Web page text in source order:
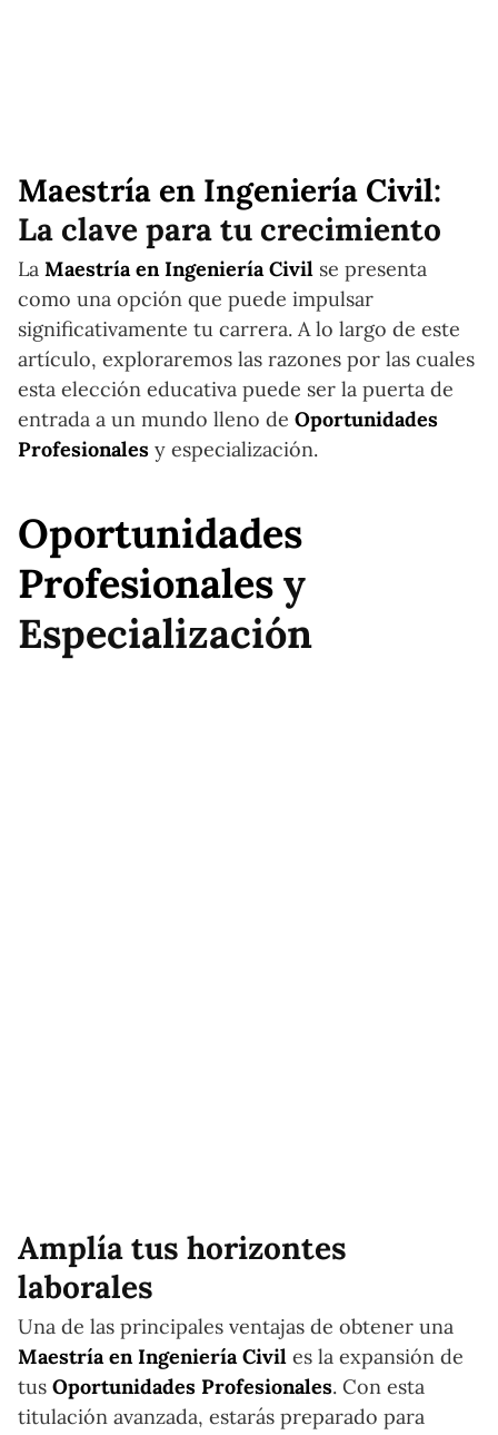
Maestría en Ingeniería Civil:
La clave para tu crecimiento
La Maestría en Ingeniería Civil se presenta
como una opción que puede impulsar
significativamente tu carrera. A lo largo de este
artículo, exploraremos las razones por las cuales
esta elección educativa puede ser la puerta de
entrada a un mundo lleno de Oportunidades
Profesionales y especialización.
Oportunidades
Profesionalesy
Especialización
Amplía tus horizontes
laborales
Una de las principales ventajas de obtener una
Maestría en Ingeniería Civil es la expansión de
tus Oportunidades Profesionales. Con esta
titulación avanzada, estarás preparado para